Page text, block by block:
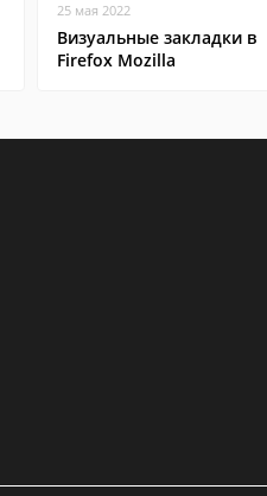
25 мая 2022
Визуальные закладки в
Firefox Mozilla